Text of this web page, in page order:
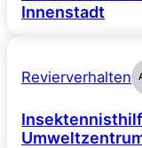
Innenstadt
Revierverhalten